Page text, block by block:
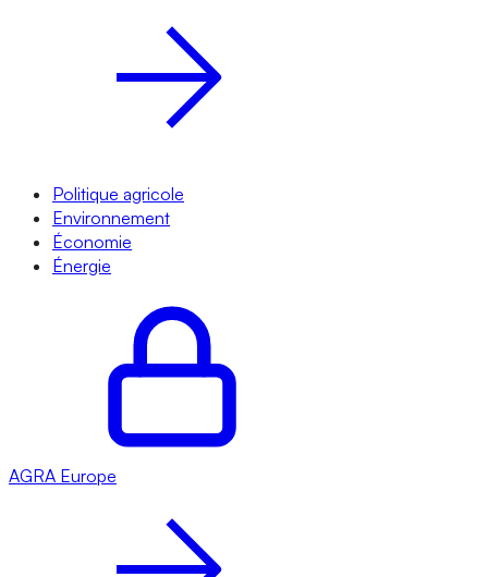
Politique agricole
Environnement
Économie
Énergie
AGRA Europe